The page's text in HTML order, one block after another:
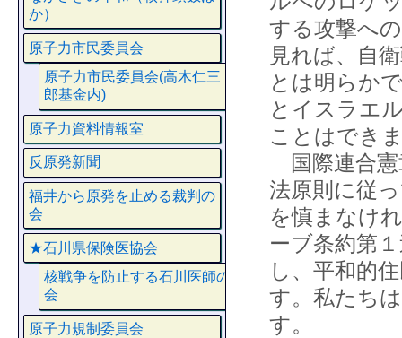
する攻撃へ
見れば、自
とは明らか
とイスラエ
ことはでき
国際連合憲
法原則に従
を慎まなけ
ーブ条約第
し、平和的
す。私たち
す。
か）
原子力市民委員会
原子力市民委員会(高木仁三
郎基金内)
原子力資料情報室
反原発新聞
福井から原発を止める裁判の
会
★石川県保険医協会
核戦争を防止する石川医師の
会
原子力規制委員会